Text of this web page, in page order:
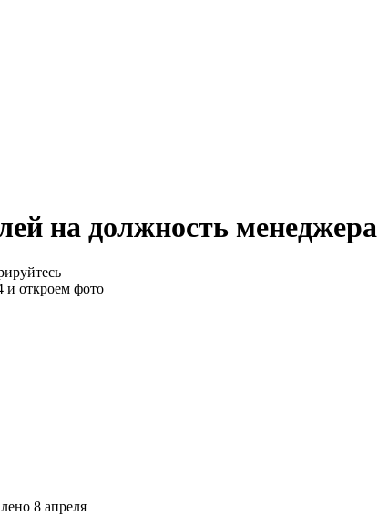
на должность
и откроем фото
8 апреля